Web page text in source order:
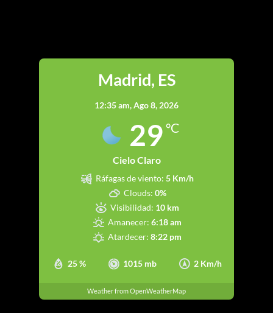
Madrid, ES
12:35 am,Ago 8, 2026
29 °C
Cielo Claro
25 % 1015 mb 2 Km/h
Ráfagas de viento: 5 Km/h
Clouds: 0%
Visibilidad: 10 km
Amanecer: 6:18 am
Atardecer: 8:22 pm
Weather from OpenWeatherMap